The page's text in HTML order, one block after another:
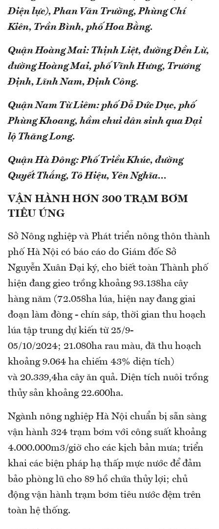
Điện lực), Phan Văn Trường, Phùng Chí
Kiên, Trần Bình, phố Hoa Bằng.
Quận Hoàng Mai: Thịnh Liệt, đường Đền Lừ,
đường Hoàng Mai, phố Vĩnh Hưng, Trương
Định, Lĩnh Nam, Định Công.
Quận Nam Từ Liêm: phố Đỗ Đức Dục, phố
Phùng Khoang, hầm chui dân sinh qua Đại
lộ Thăng Long.
Quận Hà Đông: Phố Triều Khúc, đường
Quyết Thắng, Tô Hiệu, Yên Nghĩa...
VẬN HÀNH HƠN 300 TRẠM BƠM
TIÊU ÚNG
Sở Nông nghiệp và Phát triển nông thôn thành
phố Hà Nội có báo cáo do Giám đốc Sở
Nguyễn Xuân Đại ký, cho biết toàn Thành phố
hiện đang gieo trồng khoảng 93.138ha cây
hàng năm (72.058ha lúa, hiện nay đang giai
đoạn làm đòng - chín sáp, thời gian thu hoạch
lúa tập trung dự kiến từ 25/9-
05/10/2024; 21.080ha rau màu, đã thu hoạch
khoảng 9.064 ha chiếm 43% diện tích)
và 20.339,4ha cây ăn quả. Diện tích nuôi trồng
thủy sản khoảng 22.600ha.
Ngành nông nghiệp Hà Nội chuẩn bị sẵn sàng
vận hành 324 trạm bơm với công suất khoảng
4.000.000m3/giờ cho các kịch bản mưa; triển
khai các biện pháp hạ thấp mực nước để đảm
bảo phòng lũ cho 89 hồ chứa thủy lợi; chủ
động vận hành trạm bơm tiêu nước đệm trên
toàn hệ thống.